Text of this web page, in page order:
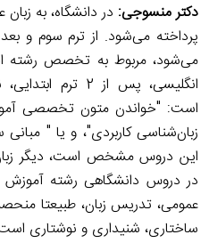
دکترمنسوجی:
پرداخته می‌شود. از ترم سوم و
می‌شود، مربوط به تخصص رشته
انگلیسی، پس از
است: "خواندن متون تخصصی
زبان‌شناسی کاربردی"، و یا "
این دروس مشخص است، دیگر
در دروس دانشگاهی رشته آموزش
عمومی، تدریس زبان، طبیعتا
ساختاری، شنیداری و نوشتاری